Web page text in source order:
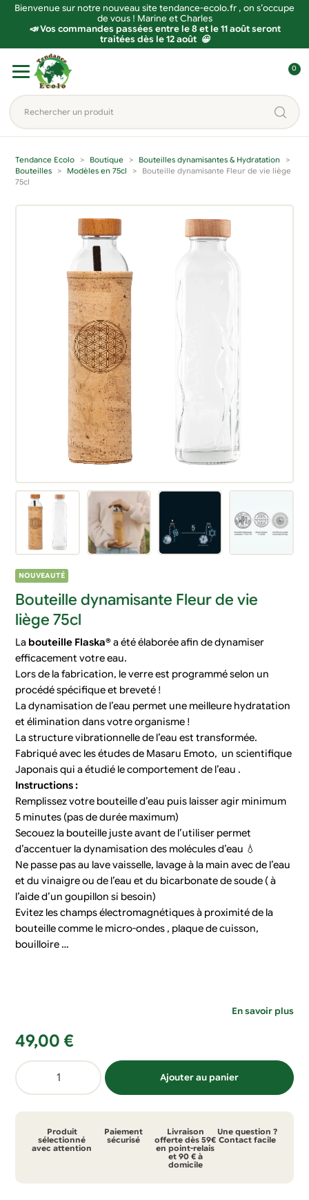
Bienvenue sur notre nouveau site tendance-ecolo.fr , on s’occupe
de vous ! Marine et Charles
📣 Vos commandes passées entre le 8 et le 11 août seront
traitées dès le 12 août 😀
navigation
contenu
Rechercher
un
produit...
o
n
x
o
0
Tendance Ecolo Boutique
Bouteilles dynamisantes & Hydratation
Bouteilles
Modèles en 75cl
Bouteille dynamisante Fleur de vie liège
75cl
NOUVEAUTÉ
Bouteille dynamisante Fleur de vie
liège 75cl
La bouteille Flaska®a été élaborée afin de dynamiser
efficacement votre eau.
Lors de la fabrication, le verre est programmé selon un
procédé spécifique et breveté !
La dynamisation de l’eau permet une meilleure hydratation
et élimination dans votre organisme !
La structure vibrationnelle de l’eau est transformée.
Fabriqué avec les études de Masaru Emoto, un scientifique
Japonais qui a étudié le comportement de l’eau .
Instructions :
Remplissez votre bouteille d’eau puis laisser agir minimum
5 minutes (pas de durée maximum)
Secouez la bouteille juste avant de l’utiliser permet
d’accentuer la dynamisation des molécules d’eau 💧
Ne passe pas au lave vaisselle, lavage à la main avec de l’eau
et du vinaigre ou de l’eau et du bicarbonate de soude ( à
l’aide d’un goupillon si besoin)
Evitez les champs électromagnétiques à proximité de la
bouteille comme le micro-ondes , plaque de cuisson,
bouilloire …
En savoir plus
49,00 €
quantité
de
Fleur
Ajouter au panier
Produit
sélectionné
avec attention
Paiement
sécurisé
Livraison
offerte dès 59€
en point-relais
et 90 € à
domicile
Une question ?
Contact facile